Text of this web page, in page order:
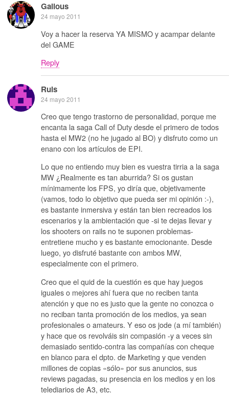
Galious
24 mayo 2011
Voy a hacer la reserva YA MISMO y acampar delante
del GAME
Reply
Ruls
24 mayo 2011
Creo que tengo trastorno de personalidad, porque me
encanta la saga Call of Duty desde el primero de todos
hasta el MW2 (no he jugado al BO) y disfruto como un
enano con los artículos de EPI.
Lo que no entiendo muy bien es vuestra tirria a la saga
MW ¿Realmente es tan aburrida? Si os gustan
mínimamente los FPS, yo diría que, objetivamente
(vamos, todo lo objetivo que pueda ser mi opinión :-),
es bastante inmersiva y están tan bien recreados los
escenarios y la ambientación que -si te dejas llevar y
los shooters on rails no te suponen problemas-
entretiene mucho y es bastante emocionante. Desde
luego, yo disfruté bastante con ambos MW,
especialmente con el primero.
Creo que el quid de la cuestión es que hay juegos
iguales o mejores ahí fuera que no reciben tanta
atención y que no es justo que la gente no conozca o
no reciban tanta promoción de los medios, ya sean
profesionales o amateurs. Y eso os jode (a mí también)
y hace que os revolváis sin compasión -y a veces sin
demasiado sentido-contra las compañías con cheque
en blanco para el dpto. de Marketing y que venden
millones de copias «sólo» por sus anuncios, sus
reviews pagadas, su presencia en los medios y en los
telediarios de A3, etc.